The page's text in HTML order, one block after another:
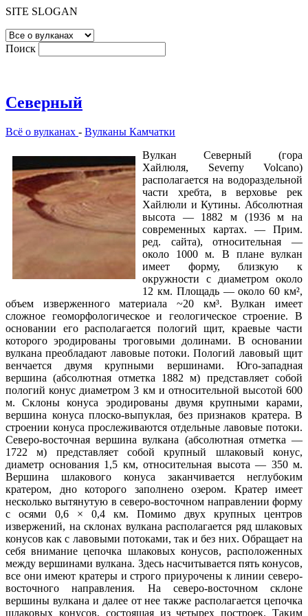
SITE SLOGAN
Поиск
Северный
Всё о вулканах - Вулканы Камчатки
Вулкан Северный (гора
Хайлюля, Severny Volcano)
располагается на водораздельной
части хребта, в верховье рек
Хайлюли и Кутины. Абсолютная
высота — 1882 м (1936 м на
современных картах. — Прим.
ред. сайта), относительная —
около 1000 м. В плане вулкан
имеет форму, близкую к
окружности с диаметром около
12 км. Площадь — около 60 км²,
объем изверженного материала ~20 км³. Вулкан имеет
сложное геоморфологическое и геологическое строение. В
основании его располагается пологий щит, краевые части
которого эродированы троговыми долинами. В основании
вулкана преобладают лавовые потоки. Пологий лавовый щит
венчается двумя крупными вершинами. Юго-западная
вершина (абсолютная отметка 1882 м) представляет собой
пологий конус диаметром 3 км и относительной высотой 600
м. Склоны конуса эродированы двумя крупными карами,
вершина конуса плоско-выпуклая, без признаков кратера. В
строении конуса прослеживаются отдельные лавовые потоки.
Северо-восточная вершина вулкана (абсолютная отметка —
1722 м) представляет собой крупный шлаковый конус,
диаметр основания 1,5 км, относительная высота — 350 м.
Вершина шлакового конуса заканчивается неглубоким
кратером, дно которого заполнено озером. Кратер имеет
несколько вытянутую в северо-восточном направлении форму
с осями 0,6 × 0,4 км. Помимо двух крупных центров
извержений, на склонах вулкана располагается ряд шлаковых
конусов как с лавовыми потоками, так и без них. Обращает на
себя внимание цепочка шлаковых конусов, расположенных
между вершинами вулкана. Здесь насчитывается пять конусов,
все они имеют кратеры и строго приурочены к линии северо-
восточного направления. На северо-восточном склоне
вершины вулкана и далее от нее также располагается цепочка
шлаковых конусов, состоящая из четырех построек. Таким